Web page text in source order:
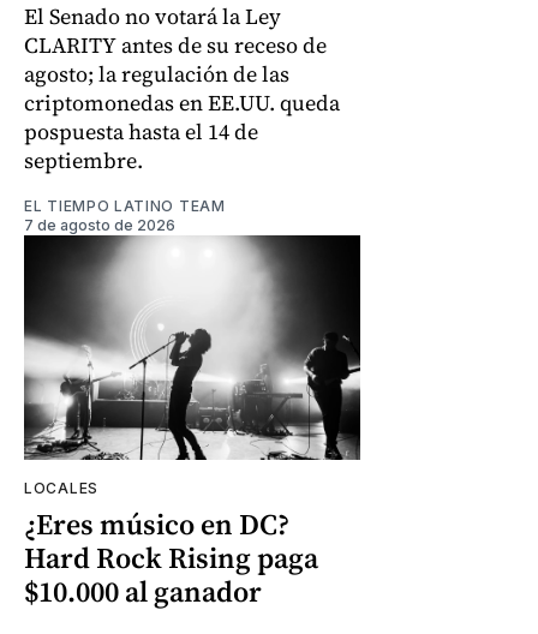
El Senado no votará la Ley
CLARITY antes de su receso de
agosto; la regulación de las
criptomonedas en EE.UU. queda
pospuesta hasta el 14 de
septiembre.
EL TIEMPO LATINO TEAM
7 de agosto de 2026
LOCALES
¿Eres músico en DC?
Hard Rock Rising paga
$10.000 al ganador